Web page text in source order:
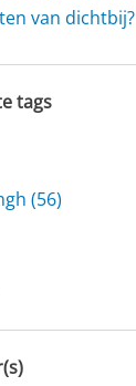
van dichtbij?
tags
(56)